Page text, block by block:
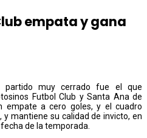
empata y gana
partido muy cerrado fue el que
Futbol Club y Santa Ana de
empate a cero goles, y el cuadro
mantiene su calidad de invicto, en
de la temporada.